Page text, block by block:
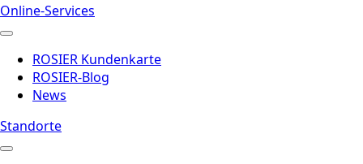
Online-Services
ROSIER Kundenkarte
ROSIER-Blog
News
Standorte